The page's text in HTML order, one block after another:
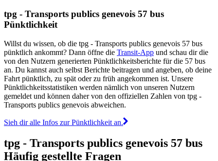
tpg - Transports publics genevois 57 bus
Pünktlichkeit
Willst du wissen, ob die tpg - Transports publics genevois 57 bus
pünktlich ankommt? Dann öffne die Transit-App und schau dir die
von den Nutzern generierten Pünktlichkeitsberichte für die 57 bus
an. Du kannst auch selbst Berichte beitragen und angeben, ob deine
Fahrt pünktlich, zu spät oder zu früh angekommen ist. Unsere
Pünktlichkeitsstatistiken werden nämlich von unseren Nutzern
gemeldet und können daher von den offiziellen Zahlen von tpg -
Transports publics genevois abweichen.
Sieh dir alle Infos zur Pünktlichkeit an.
tpg - Transports publics genevois 57 bus
Häufig gestellte Fragen